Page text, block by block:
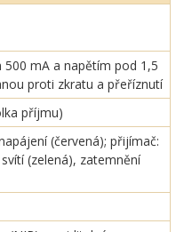
500 mA a napětím pod 1,5
proti zkratu a přeříznutí
příjmu)
(červená); přijímač:
(zelená), zatemnění